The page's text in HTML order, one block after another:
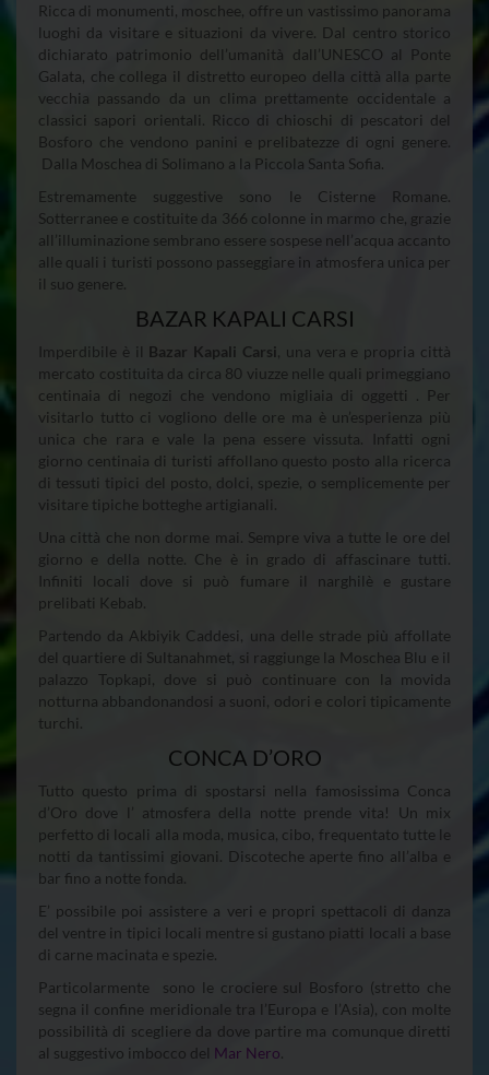
Ricca di monumenti, moschee, offre un vastissimo panorama
luoghi da visitare e situazioni da vivere. Dal centro storico
dichiarato patrimonio dell’umanità dall’UNESCO al Ponte
Galata, che collega il distretto europeo della città alla parte
vecchia passando da un clima prettamente occidentale a
classici sapori orientali. Ricco di chioschi di pescatori del
Bosforo che vendono panini e prelibatezze di ogni genere.
Dalla Moschea di Solimano a la Piccola Santa Sofia.
Estremamente suggestive sono le Cisterne Romane.
Sotterranee e costituite da 366 colonne in marmo che, grazie
all’illuminazione sembrano essere sospese nell’acqua accanto
alle quali i turisti possono passeggiare in atmosfera unica per
il suo genere.
BAZAR KAPALI CARSI
Imperdibile è il Bazar Kapali Carsi , una vera e propria città
mercato costituita da circa 80 viuzze nelle quali primeggiano
centinaia di negozi che vendono migliaia di oggetti . Per
visitarlo tutto ci vogliono delle ore ma è un’esperienza più
unica che rara e vale la pena essere vissuta. Infatti ogni
giorno centinaia di turisti affollano questo posto alla ricerca
di tessuti tipici del posto, dolci, spezie, o semplicemente per
visitare tipiche botteghe artigianali.
Una città che non dorme mai. Sempre viva a tutte le ore del
giorno e della notte. Che è in grado di affascinare tutti.
Infiniti locali dove si può fumare il narghilè e gustare
prelibati Kebab.
Partendo da Akbiyik Caddesi, una delle strade più affollate
del quartiere di Sultanahmet, si raggiunge la Moschea Blu e il
palazzo Topkapi, dove si può continuare con la movida
notturna abbandonandosi a suoni, odori e colori tipicamente
turchi.
CONCA D’ORO
Tutto questo prima di spostarsi nella famosissima Conca
d’Oro dove l’ atmosfera della notte prende vita! Un mix
perfetto di locali alla moda, musica, cibo, frequentato tutte le
notti da tantissimi giovani. Discoteche aperte fino all’alba e
bar fino a notte fonda.
E’ possibile poi assistere a veri e propri spettacoli di danza
del ventre in tipici locali mentre si gustano piatti locali a base
di carne macinata e spezie.
Particolarmente sono le crociere sul Bosforo (stretto che
segna il confine meridionale tra l’Europa e l’Asia), con molte
possibilità di scegliere da dove partire ma comunque diretti
al suggestivo imbocco del Mar Nero.